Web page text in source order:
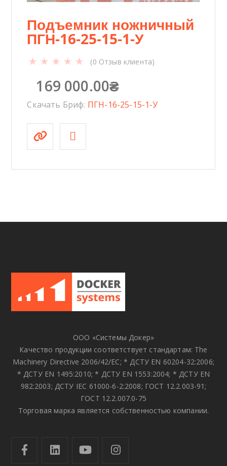
Подъемник ножничный
ПГН-16-25-15-1-У
(0 Отзыв клиента)
169 000.00₴
Скачать Бриф: ПГН-16-25-15-1-У
ООО «Системы Докер»
Качество продукции соответствует стандартам: The
Machinery Directive 2006/42/EC; * ДСТУ EN 60204-32:2006;
* ДСТУ EN 1495:2010; * ДСТУ EN 1553:2004; * ДСТУ EN
982:2003; ДСТУ IEC 61000-6-2:2008; ГОСТ 12.2.003-91;
ГОСТ 12.2.007.0-75
Торговая марка является собственностью компании.